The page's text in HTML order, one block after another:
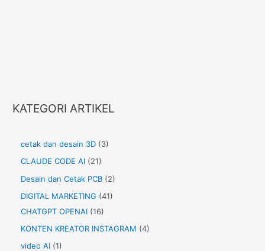
KATEGORI ARTIKEL
cetak dan desain 3D(3)
CLAUDE CODE AI(21)
Desain dan Cetak PCB(2)
DIGITAL MARKETING (41)
CHATGPT OPENAI(16)
KONTEN KREATOR INSTAGRAM (4)
video AI(1)